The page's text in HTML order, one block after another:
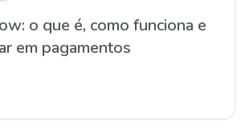
o que é, como funciona e
em pagamentos